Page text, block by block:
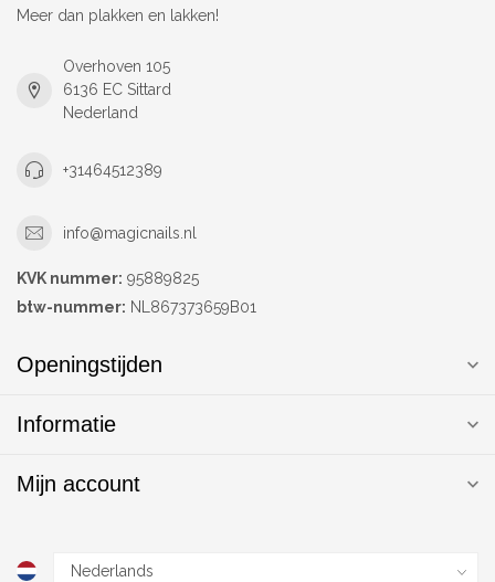
Meer dan plakken en lakken!
Overhoven 105
6136 EC Sittard
Nederland
+31464512389
info@magicnails.nl
KVK nummer: 95889825
btw-nummer: NL867373659B01
Openingstijden
Informatie
Mijn account